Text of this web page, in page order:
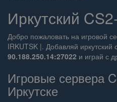
Иркутский
Добро пожаловать на игровой
IRKUTSK |. Добавляй иркутский
90.188.250.14:27022 и играй с
Игровые сервера
Иркутске